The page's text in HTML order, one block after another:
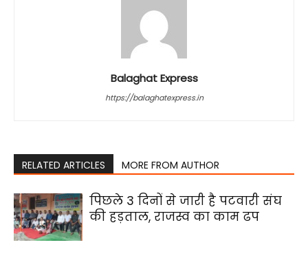
Balaghat Express
https://balaghatexpress.in
RELATED ARTICLES MORE FROM AUTHOR
पिछले 3 दिनों से जारी है पटवारी संघ
की हड़ताल, राजस्व का काम ढप